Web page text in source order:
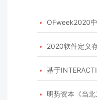
 OFweek2020
 2020软件定义
 基于
 明势资本《当北京遇